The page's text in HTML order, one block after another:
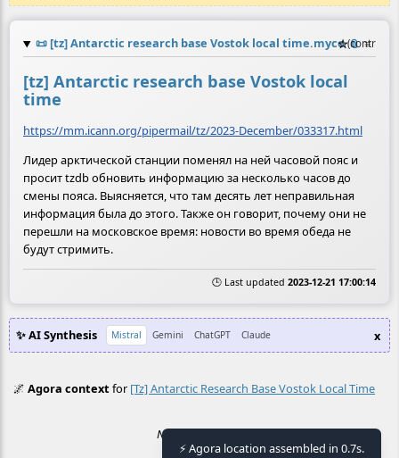
📜 [tz] Antarctic research base Vostok local time.myco☆📎 ≡
[tz] Antarctic research base Vostok local
time
https://mm.icann.org/pipermail/tz/2023-December/033317.html
Лидер арктической станции поменял на ней часовой пояс и
просит tzdb обновить информацию за несколько часов до
смены пояса. Выясняется, что там десять лет неправильная
информация была до этого. Также он говорит, почему они не
перешли на московское время: новости во время обеда не
будут стримить.
🕒 Last updated 2023-12-21 17:00:14
✨ AI Synthesis Mistral Gemini ChatGPT Claude x
🌌Agora contextfor [tz] Antarctic Research Base Vostok Local Time
No context found.
⚡ Agora location assembled in 0.7s.